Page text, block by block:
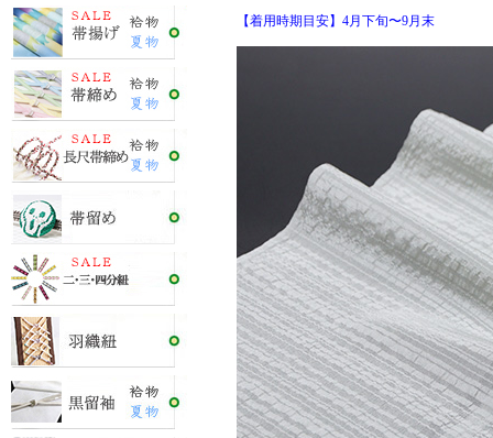
【着用時期目安】4月下旬〜9月末